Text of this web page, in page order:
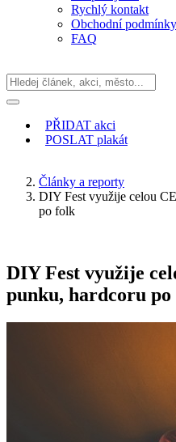
Rychlý kontakt
Obchodní podmínky
FAQ
PŘIDAT akci
POSLAT plakát
Články a reporty
DIY Fest využije celou
po folk
DIY Fest využije
punku, hardcoru